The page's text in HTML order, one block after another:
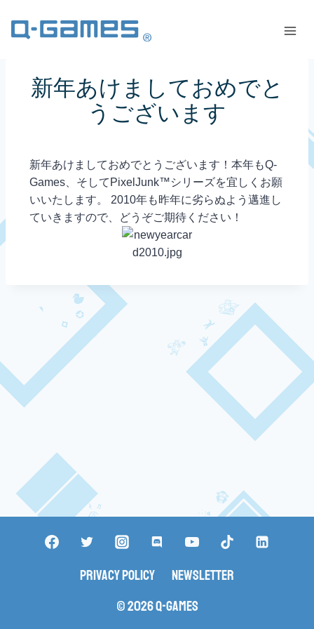
新年あけましておめでと
うございます
新年あけましておめでとうございます！本年もQ-
Games、そしてPixelJunk™シリーズを宜しくお願
いいたします。 2010年も昨年に劣らぬよう邁進し
ていきますので、どうぞご期待ください！
Privacy Policy
Newsletter
© 2026 Q-Games